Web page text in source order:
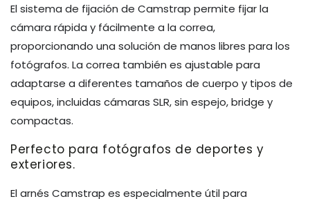
El sistema de fijación de Camstrap permite fijar la
cámara rápida y fácilmente a la correa,
proporcionando una solución de manos libres para los
fotógrafos. La correa también es ajustable para
adaptarse a diferentes tamaños de cuerpo y tipos de
equipos, incluidas cámaras SLR, sin espejo, bridge y
compactas.
Perfecto para fotógrafos de deportes y
exteriores.
El arnés Camstrap es especialmente útil para